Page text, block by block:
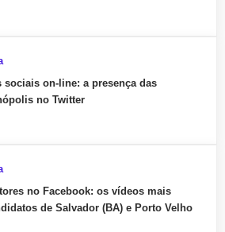
sociais on-line: a presença das
no Twitter
no Facebook: os vídeos mais
de Salvador (BA) e Porto Velho